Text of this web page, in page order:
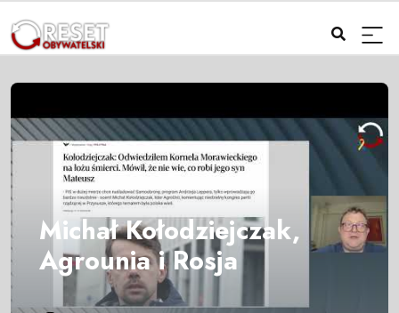
Michał Kołodziejczak,
Agrounia i Rosja